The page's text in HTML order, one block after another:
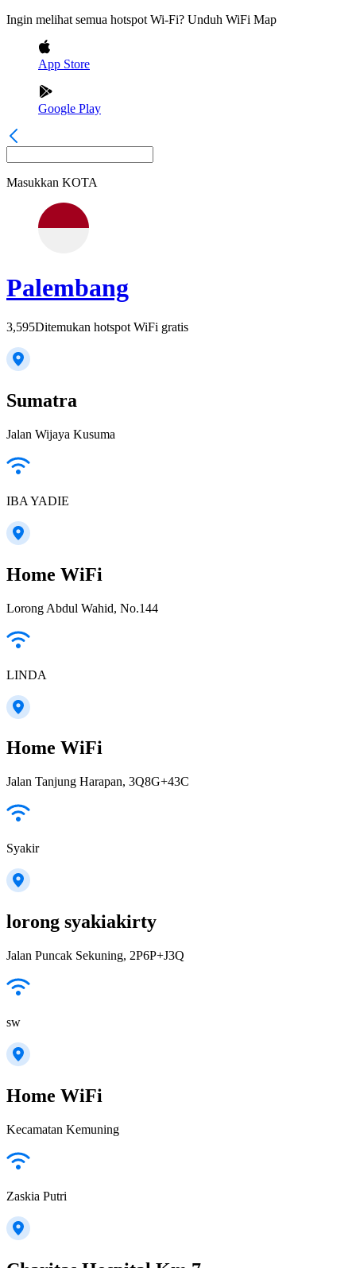
Ingin melihat semua hotspot Wi-Fi? Unduh WiFi Map
App Store
Google Play
Masukkan KOTA
Palembang
3,595Ditemukan hotspot WiFi gratis
Sumatra
Jalan Wijaya Kusuma
IBA YADIE
Home WiFi
Lorong Abdul Wahid, No.144
LINDA
Home WiFi
Jalan Tanjung Harapan, 3Q8G+43C
Syakir
lorong syakiakirty
Jalan Puncak Sekuning, 2P6P+J3Q
sw
Home WiFi
Kecamatan Kemuning
Zaskia Putri